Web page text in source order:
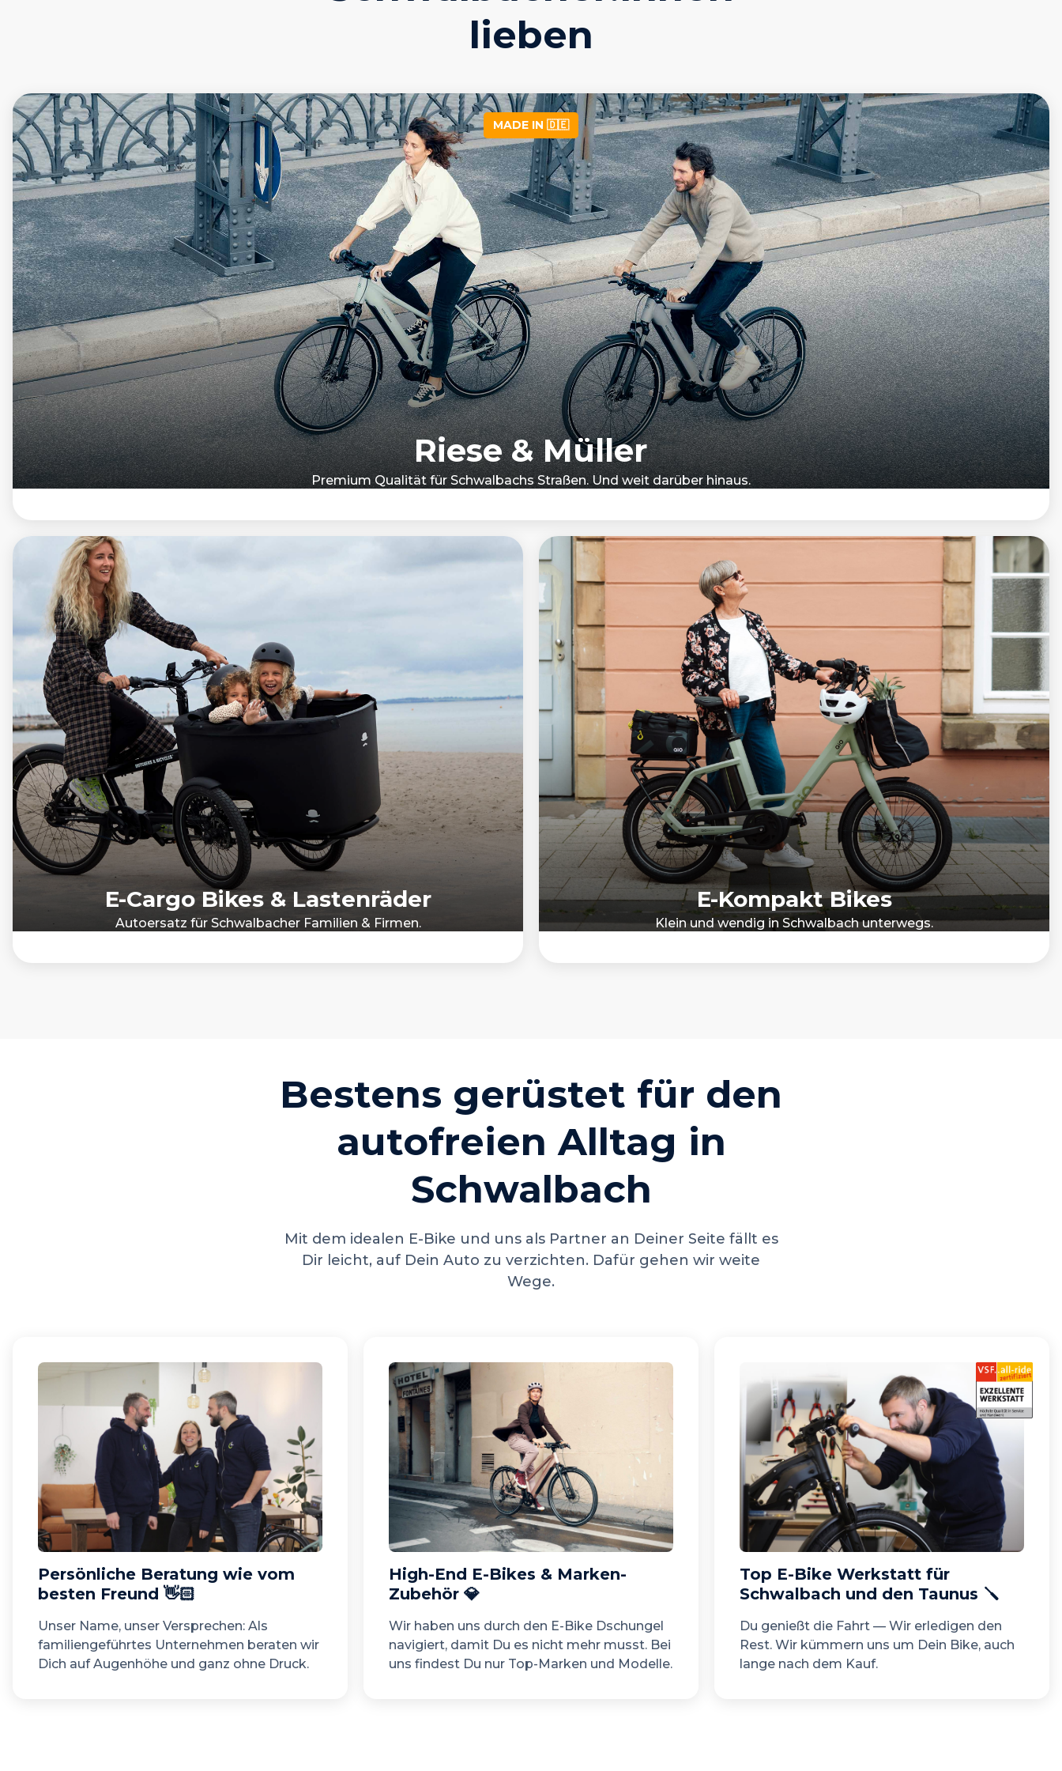
lieben
MADE IN 🇩🇪
Riese & Müller
Premium Qualität für Schwalbachs Straßen. Und weit darüber hinaus.
E-Cargo Bikes & Lastenräder
Autoersatz für Schwalbacher Familien & Firmen.
E-Kompakt Bikes
Klein und wendig in Schwalbach unterwegs.
Bestens gerüstet für den
autofreien Alltag in
Schwalbach
Mit dem idealen E-Bike und uns als Partner an Deiner Seite fällt es
Dir leicht, auf Dein Auto zu verzichten. Dafür gehen wir weite
Wege.
Persönliche Beratung wie vom
besten Freund 👋🏻
Unser Name, unser Versprechen: Als
familiengeführtes Unternehmen beraten wir
Dich auf Augenhöhe und ganz ohne Druck.
High-End E-Bikes & Marken-
Zubehör 💎
Wir haben uns durch den E-Bike Dschungel
navigiert, damit Du es nicht mehr musst. Bei
uns findest Du nur Top-Marken und Modelle.
Top E-Bike Werkstatt für
Schwalbach und den Taunus 🪛
Du genießt die Fahrt — Wir erledigen den
Rest. Wir kümmern uns um Dein Bike, auch
lange nach dem Kauf.